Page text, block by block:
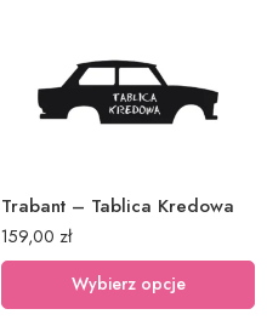
Trabant – Tablica Kredowa
159,00 zł
Wybierz opcje